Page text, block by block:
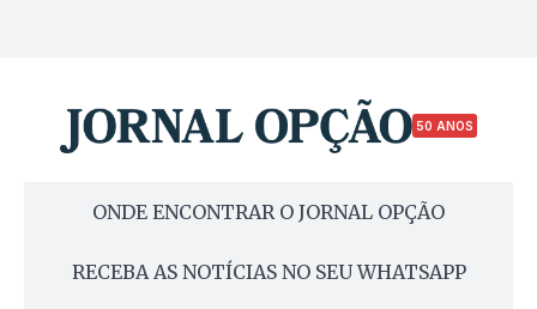
50 ANOS
ONDE ENCONTRAR O JORNAL OPÇÃO
RECEBA AS NOTÍCIAS NO SEU WHATSAPP